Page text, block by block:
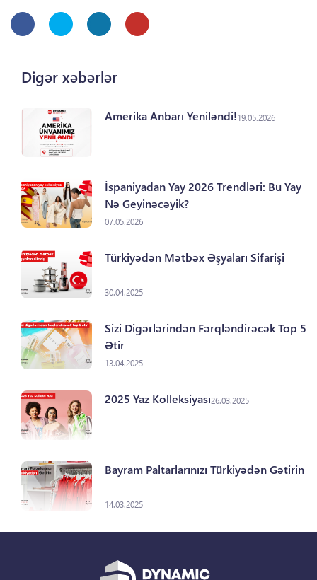
Digər xəbərlər
Amerika Anbarı Yeniləndi!19.05.2026
İspaniyadan Yay 2026 Trendləri: Bu Yay
Nə Geyinəcəyik?
07.05.2026
Türkiyədən Mətbəx Əşyaları Sifarişi
30.04.2025
Sizi Digərlərindən Fərqləndirəcək Top 5
Ətir
13.04.2025
2025 Yaz Kolleksiyası26.03.2025
Bayram Paltarlarınızı Türkiyədən Gətirin
14.03.2025